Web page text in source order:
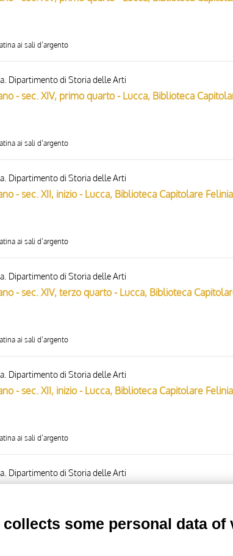
ai sali d’argento
Dipartimento di Storia delle Arti
ai sali d’argento
Dipartimento di Storia delle Arti
ai sali d’argento
Dipartimento di Storia delle Arti
ai sali d’argento
Dipartimento di Storia delle Arti
ai sali d’argento
Dipartimento di Storia delle Arti
some personal data of